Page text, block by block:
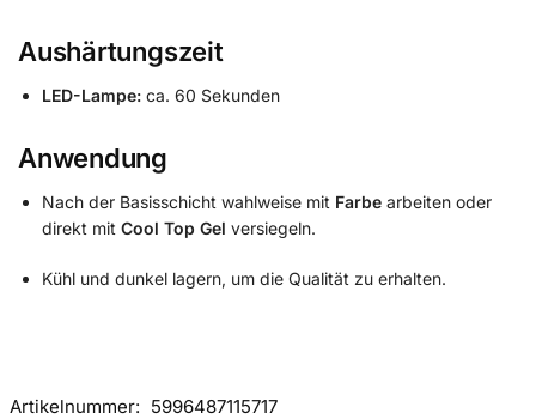
Aushärtungszeit
LED-Lampe: ca. 60 Sekunden
Anwendung
Nach der Basisschicht wahlweise mit Farbe arbeiten oder
direkt mit Cool Top Gel versiegeln.
Kühl und dunkel lagern, um die Qualität zu erhalten.
Artikelnummer: 5996487115717